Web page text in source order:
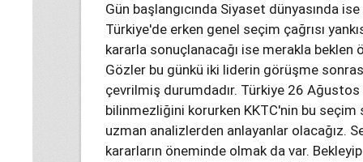
Gün başlangıcında Siyaset dünyasında
Türkiye'de erken genel seçim çağrısı
kararla sonuçlanacağı ise merakla
Gözler bu günkü iki liderin görüşme
çevrilmiş durumdadır. Türkiye 26
bilinmezliğini korurken KKTC'nin bu
uzman analizlerden anlayanlar olacağız.
kararların öneminde olmak da var.